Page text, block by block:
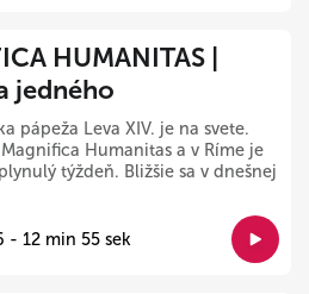
HUMANITAS |
jedného
pápeža Leva XIV. je na svete.
Humanitas a v Ríme je
týždeň. Bližšie sa v dnešnej
- 12 min 55 sek